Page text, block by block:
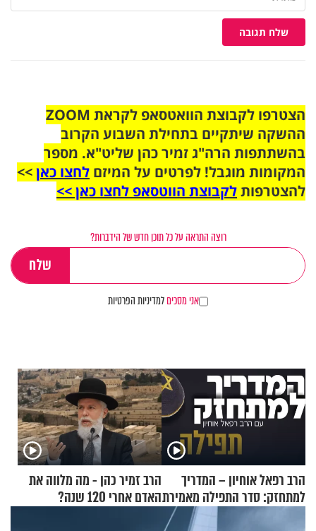
שלח תגובה
הצטרפו לקבוצת הוואטסאפ לקראת ZOOM
ההשקה שיתקיים בתחילת השבוע הקרוב
בהשתתפות הרה"ג זמיר כהן שליט"א. מספר
המקומות מוגבל! לפרטים על המיזם לחצו כאן>>
להצטרפותלקבוצת הווטסאפ לחצו כאן >>
רוצה התראה על כל תוכן חדש של הידברות?
אני מסכיםלמדיניות הפרטיות
הרב רפאל אוחיון – המדריך
למתחזק: סדר התפילה מאמירת
הקורבנות ועד קריאת שמע
הרב זמיר כהן - מה מלווה את
האדם אחרי 120 שנה?